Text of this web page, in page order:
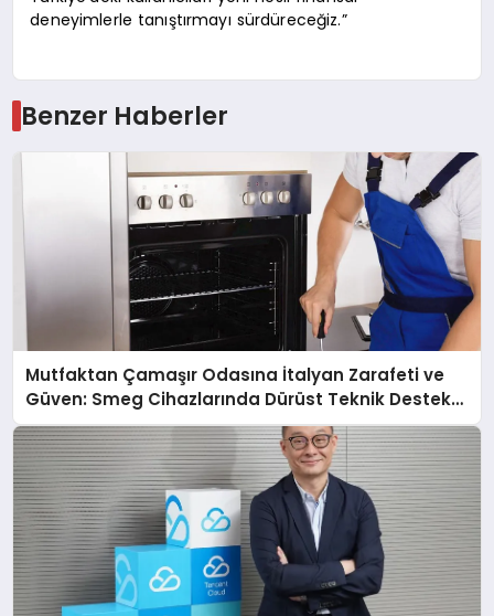
deneyimlerle tanıştırmayı sürdüreceğiz.”
Benzer Haberler
Mutfaktan Çamaşır Odasına İtalyan Zarafeti ve
Güven: Smeg Cihazlarında Dürüst Teknik Destek
Deneyimi